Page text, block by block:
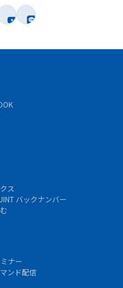
ス
バックナンバー
ナー
ンド配信